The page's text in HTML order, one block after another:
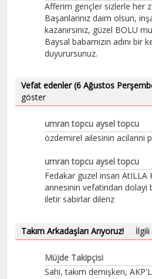
Afferim gençler sizlerle her
Başarılarınız daim olsun,
kazanırsınız, güzel BOLU
Baysal babamızın adını bir
duyurursunuz.
Vefat edenler (6 Ağustos
göster
umran topcu aysel topcu
özdemirel ailesinin acilarini
umran topcu aysel topcu
Fedakar guzel insan AtILLA
annesinin vefatindan dolayi
iletir sabirlar dileriz
Takım Arkadaşları Arıyoruz!
Müjde Takipçisi
Sahi, takım demişken,